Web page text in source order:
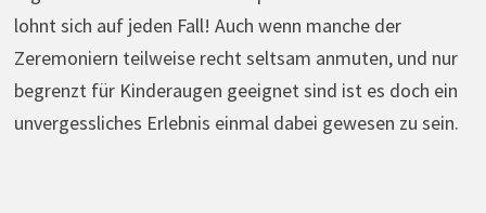
lohnt sich auf jeden Fall! Auch wenn manche der
Zeremoniern teilweise recht seltsam anmuten, und nur
begrenzt für Kinderaugen geeignet sind ist es doch ein
unvergessliches Erlebnis einmal dabei gewesen zu sein.